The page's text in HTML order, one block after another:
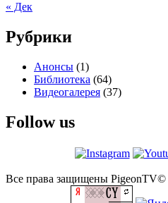
« Дек
Рубрики
Анонсы (1)
Библиотека (64)
Видеогалерея (37)
Follow us
Все права защищены PigeonTV©